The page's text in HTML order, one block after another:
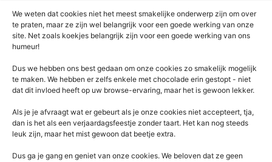
We weten dat cookies niet het meest smakelijke onderwerp zijn om over
te praten, maar ze zijn wel belangrijk voor een goede werking van onze
site. Net zoals koekjes belangrijk zijn voor een goede werking van ons
humeur!
Dus we hebben ons best gedaan om onze cookies zo smakelijk mogelijk
te maken. We hebben er zelfs enkele met chocolade erin gestopt - niet
dat dit invloed heeft op uw browse-ervaring, maar het is gewoon lekker.
Als je je afvraagt ​​wat er gebeurt als je onze cookies niet accepteert, tja,
dan is het als een verjaardagsfeestje zonder taart. Het kan nog steeds
leuk zijn, maar het mist gewoon dat beetje extra.
Dus ga je gang en geniet van onze cookies. We beloven dat ze geen
Privacybeleid
Retourrecht
Winkelwagen
Contacteer Ons
Rentek BV – Protekt
Nieuwpoortlaan 21 / 1
3600 Genk